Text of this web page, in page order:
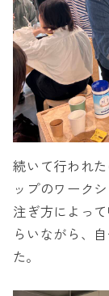
続いて行われ
ップのワーク
注ぎ方によっ
らいながら、
た。